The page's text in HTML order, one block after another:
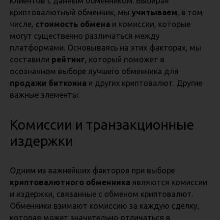
криптовалютный обменник, мы учитываем, в том
числе, стоимость обмена и комиссии, которые
могут существенно различаться между
платформами. Основываясь на этих факторах, мы
составили рейтинг, который поможет в
осознанном выборе лучшего обменника для
продажи биткоина и других криптовалют. Другие
важные элементы:
Комиссии и транзакционные
издержки
Одним из важнейших факторов при выборе
криптовалютного обменника являются комиссии
и издержки, связанные с обменом криптовалют.
Обменники взимают комиссию за каждую сделку,
которая может значительно отличаться в